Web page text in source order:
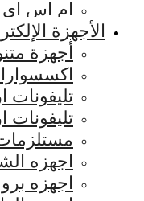
ام اس اي
الأجهزة
أجهزة
تليفونات
مستلزمات
اجهزه
اجهزه